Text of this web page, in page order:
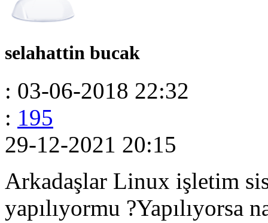
selahattin bucak
: 03-06-2018 22:32
: 195
29-12-2021 20:15
Arkadaşlar Linux işletim
yapılıyormu ?Yapılıyorsa